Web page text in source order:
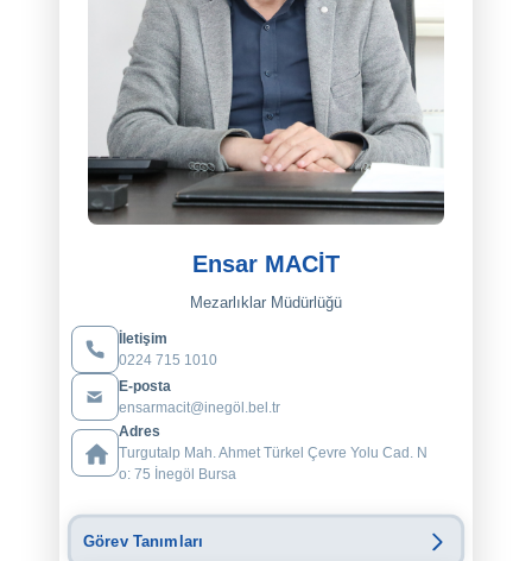
Ensar MACİT
Mezarlıklar Müdürlüğü
İletişim
0224 715 1010
E-posta
ensarmacit@inegöl.bel.tr
Adres
Turgutalp Mah. Ahmet Türkel Çevre Yolu Cad. N
o: 75 İnegöl Bursa
Görev Tanımları